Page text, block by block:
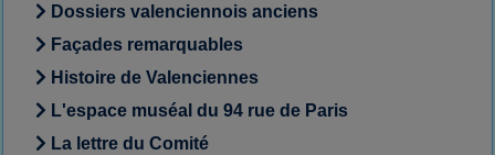
Dossiers valenciennois anciens
Façades remarquables
Histoire de Valenciennes
L'espace muséal du 94 rue de Paris
La lettre du Comité